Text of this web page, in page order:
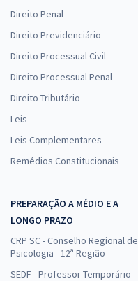
Direito Penal
Direito Previdenciário
Direito Processual Civil
Direito Processual Penal
Direito Tributário
Leis
Leis Complementares
Remédios Constitucionais
PREPARAÇÃO A MÉDIO E A
LONGO PRAZO
CRP SC - Conselho Regional de
Psicologia - 12ª Região
SEDF - Professor Temporário